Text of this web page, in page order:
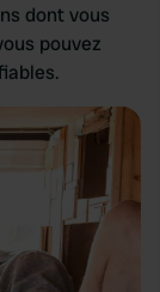
dont vous
pouvez